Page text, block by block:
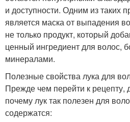
и доступности. Одним из таких
является маска от выпадения
не только продукт, который
ценный ингредиент для волос,
минералами.
Полезные свойства лука для
Прежде чем перейти к рецепту,
почему лук так полезен для
содержатся: